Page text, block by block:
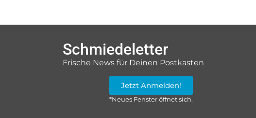
Schmiedeletter
Frische News für Deinen Postkasten
Jetzt Anmelden!
*Neues Fenster öffnet sich.